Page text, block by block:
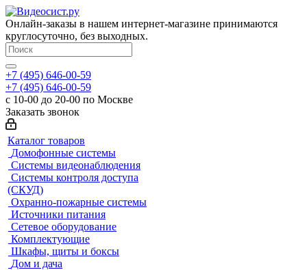
Онлайн-заказы в нашем интернет-магазине принимаются
круглосуточно, без выходных.
+7 (495) 646-00-59
+7 (495) 646-00-59
с 10-00 до 20-00 по Москве
Заказать звонок
Каталог товаров
Домофонные системы
Системы видеонаблюдения
Системы контроля доступа
(СКУД)
Охранно-пожарные системы
Источники питания
Сетевое оборудование
Комплектующие
Шкафы, щиты и боксы
Дом и дача